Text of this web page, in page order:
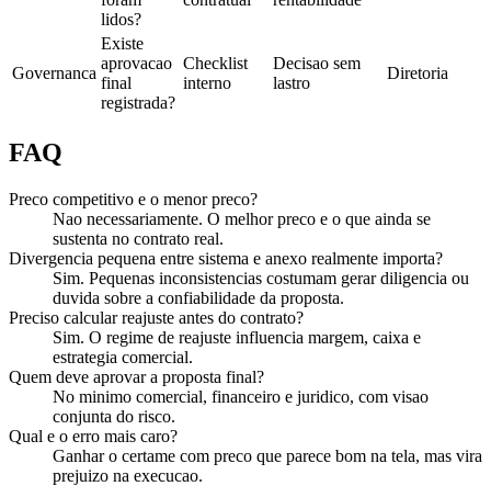
lidos?
Governanca
Existe
aprovacao
final
registrada?
Checklist
interno
Decisao sem
lastro
Diretoria
FAQ
Preco competitivo e o menor preco?
Nao necessariamente. O melhor preco e o que ainda se
sustenta no contrato real.
Divergencia pequena entre sistema e anexo realmente importa?
Sim. Pequenas inconsistencias costumam gerar diligencia ou
duvida sobre a confiabilidade da proposta.
Preciso calcular reajuste antes do contrato?
Sim. O regime de reajuste influencia margem, caixa e
estrategia comercial.
Quem deve aprovar a proposta final?
No minimo comercial, financeiro e juridico, com visao
conjunta do risco.
Qual e o erro mais caro?
Ganhar o certame com preco que parece bom na tela, mas vira
prejuizo na execucao.